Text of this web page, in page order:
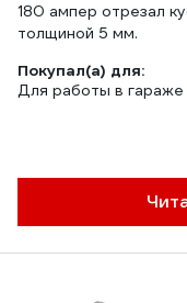
180 ампер отрезал
толщиной 5 мм.
Покупал(а) для:
Для работы в гараже